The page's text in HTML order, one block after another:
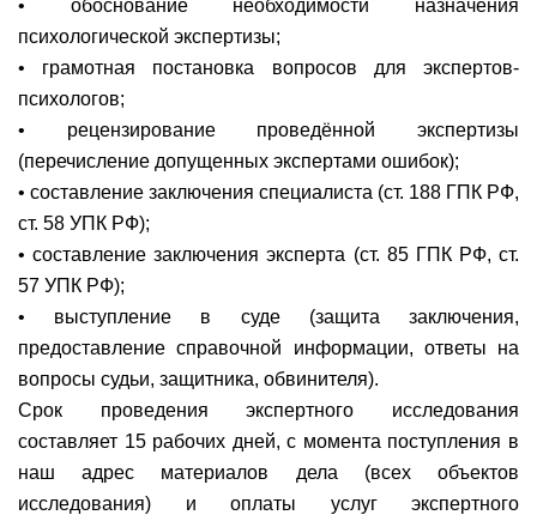
• обоснование необходимости назначения
психологической экспертизы;
• грамотная постановка вопросов для экспертов-
психологов;
• рецензирование проведённой экспертизы
(перечисление допущенных экспертами ошибок);
• составление заключения специалиста (ст. 188 ГПК РФ,
ст. 58 УПК РФ);
• составление заключения эксперта (ст. 85 ГПК РФ, ст.
57 УПК РФ);
• выступление в суде (защита заключения,
предоставление справочной информации, ответы на
вопросы судьи, защитника, обвинителя).
Срок проведения экспертного исследования
составляет 15 рабочих дней, с момента поступления в
наш адрес материалов дела (всех объектов
исследования) и оплаты услуг экспертного